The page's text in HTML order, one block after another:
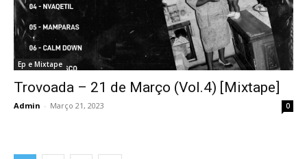
Ep e Mixtape
Trovoada – 21 de Março (Vol.4) [Mixtape]
Admin - Março 21, 2023 0